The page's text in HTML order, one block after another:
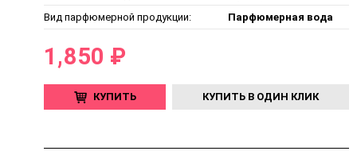
Вид парфюмерной продукции:
Парфюмерная вода
1,850 ₽
КУПИТЬ КУПИТЬ В ОДИН КЛИК